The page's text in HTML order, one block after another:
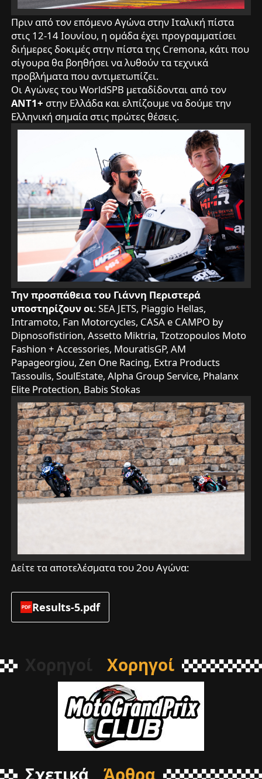
Πριν από τον επόμενο Αγώνα στην Ιταλική πίστα
στις 12-14 Ιουνίου, η ομάδα έχει προγραμματίσει
διήμερες δοκιμές στην πίστα της Cremona, κάτι που
σίγουρα θα βοηθήσει να λυθούν τα τεχνικά
προβλήματα που αντιμετωπίζει.
Οι Αγώνες του WorldSPB μεταδίδονται από τον
ΑΝΤ1+ στην Ελλάδα και ελπίζουμε να δούμε την
Ελληνική σημαία στις πρώτες θέσεις.
Την προσπάθεια του Γιάννη Περιστερά
υποστηρίζουν οι: SEA JETS, Piaggio Hellas,
Intramoto, Fan Motorcycles, CASA e CAMPO by
Dipnosofistirion, Assetto Miktria, Tzotzopoulos Moto
Fashion + Accessories, MouratisGP, AM
Papageorgiou, Zen One Racing, Extra Products
Tassoulis, SoulEstate, Alpha Group Service, Phalanx
Elite Protection, Babis Stokas
Δείτε τα αποτελέσματα του 2ου Αγώνα:
Results-5.pdf
Χορηγοί Χορηγοί
Σχετικά Άρθρα